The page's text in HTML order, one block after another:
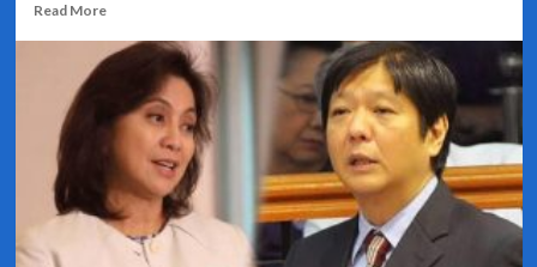
Read MoreRead
about
nagsagawa
ng
Ocular
lugar
kung
saan
isasagawa